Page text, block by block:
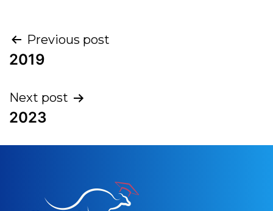
Previous post
2019
Next post
2023